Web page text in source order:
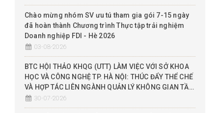
Chào mừng nhóm SV ưu tú tham gia gói 7-15 ngày
đã hoàn thành Chương trình Thực tập trải nghiệm
Doanh nghiệp FDI - Hè 2026
03-08-2026
BTC HỘI THẢO KHQG (UTT) LÀM VIỆC VỚI SỞ KHOA
HỌC VÀ CÔNG NGHỆ TP. HÀ NỘI: THÚC ĐẨY THỂ CHẾ
VÀ HỢP TÁC LIÊN NGÀNH QUẢN LÝ KHÔNG GIAN TẦM
THẤP (UTM), ĐỀ XUẤT THỬ NGHIỆM SANDBOX
30-07-2026